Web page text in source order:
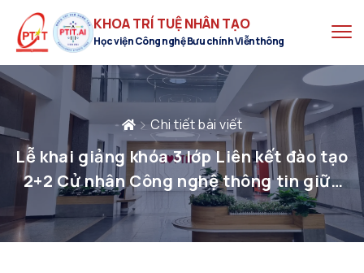
KHOA TRÍ TUỆ NHÂN TẠO
Học viện Công nghệ Bưu chính Viễn thông
Chi tiết bài viết
Lễ khai giảng khóa 3 lớp Liên kết đào tạo
2+2 Cử nhân Công nghệ thông tin giữa
PTIT và Đại học La Trobe